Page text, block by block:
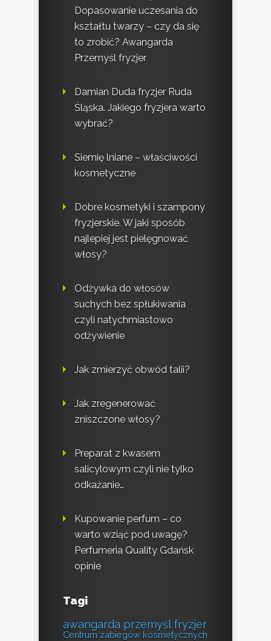
Dopasowanie uczesania do
kształtu twarzy – czy da się
to zrobić? Awangarda
Przemyśl fryzjer
Damian Duda fryzjer Ruda
Śląska. Jakiego fryzjera warto
wybrać?
Siemię lniane – właściwości
kosmetyczne
Dobre kosmetyki i szampony
fryzjerskie. W jaki sposób
najlepiej jest pielęgnować
włosy?
Odżywka do włosów
suchych bez spłukiwania
czyli natychmiastowo
odżywienie
Jak zmierzyć obwód talii?
Jak zregenerować
zniszczone włosy?
Preparat z kwasem
salicylowym czyli nie tylko
odkażanie…
Kupowanie perfum – co
warto wziąć pod uwagę?
Perfumeria Quality Gdańsk
opinie
Tagi
awangarda przemyśl fryzjer
Centrum zabiegów kosmetycznych